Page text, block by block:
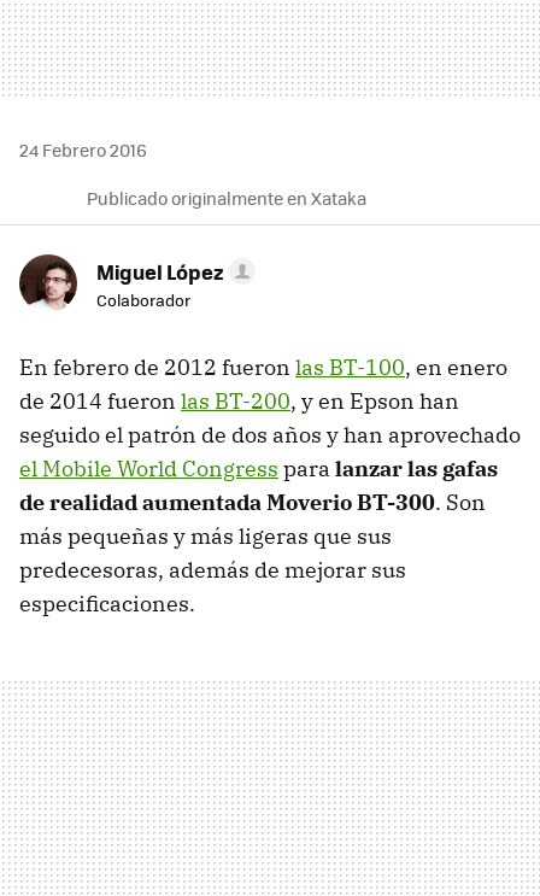
24 Febrero 2016
Publicado originalmente en Xataka
Miguel López
Colaborador
En febrero de 2012 fueron las BT-100, en enero
de 2014 fueron las BT-200, y en Epson han
seguido el patrón de dos años y han aprovechado
el Mobile World Congress para lanzar las gafas
de realidad aumentada Moverio BT-300. Son
más pequeñas y más ligeras que sus
predecesoras, además de mejorar sus
especificaciones.